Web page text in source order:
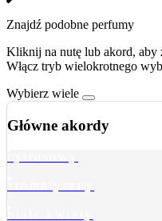
Znajdź podobne perfumy
Kliknij na nutę lub akord, aby
Włącz tryb wielokrotnego
Wybierz wiele
Główne akordy